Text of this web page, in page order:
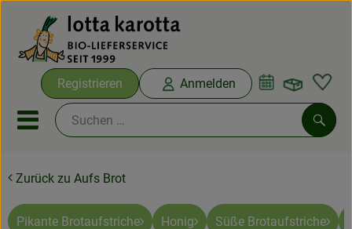
Registrieren Anmelden
Mobiles Menu öffnen oder
Ökokisten
Bio-Kochboxen
Zurück zu Aufs Brot
Pikante Brotaufstriche Honig Süße Brotaufstriche